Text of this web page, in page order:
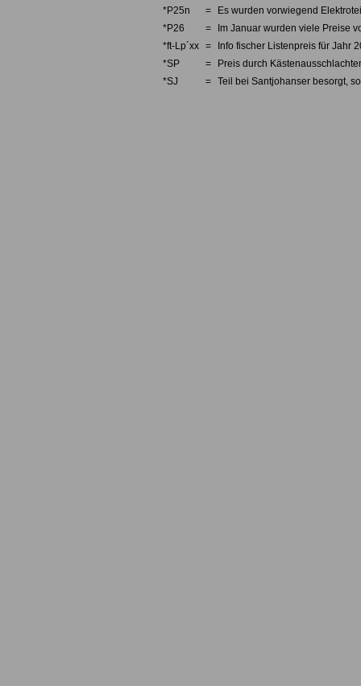
*P25n
=
Es wurden vorwiegend
*P26
=
Im Januar wurden viele Preise
*ft-Lp´xx =
Info fischer Listenpreis für Jahr
*SP
=
Preis durch
*SJ
= Teil bei Santjohanser besorgt,